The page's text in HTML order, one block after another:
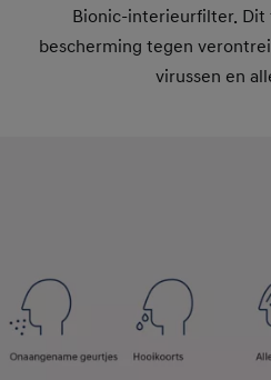
Bionic-interieurfilter.
bescherming tegen
virussen en